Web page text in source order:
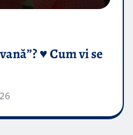
♥️ Cum vi se